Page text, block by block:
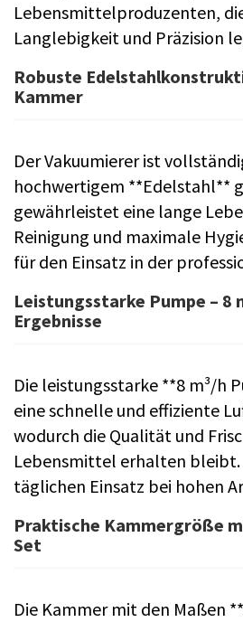
Lebensmittelproduzenten,
Langlebigkeit und Präzision
Robuste
Kammer
Der Vakuumierer ist
hochwertigem **Edelstahl**
gewährleistet eine lange
Reinigung und maximale
für den Einsatz in der
Leistungsstarke Pumpe – 8
Ergebnisse
Die leistungsstarke **8 m³/h
eine schnelle und effiziente
wodurch die Qualität und
Lebensmittel erhalten bleibt.
täglichen Einsatz bei hohen
Praktische Kammergröße
Set
Die Kammer mit den Maßen